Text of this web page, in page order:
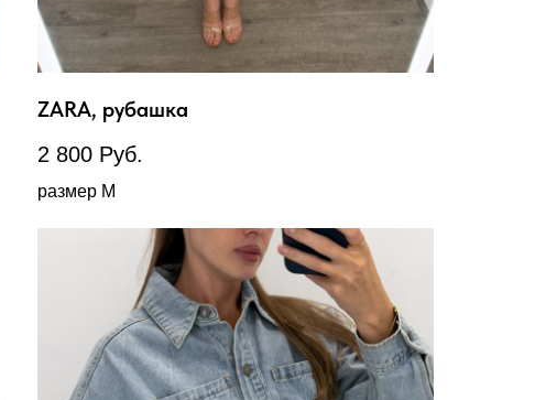
ZARA, рубашка
2 800 Руб.
размер М